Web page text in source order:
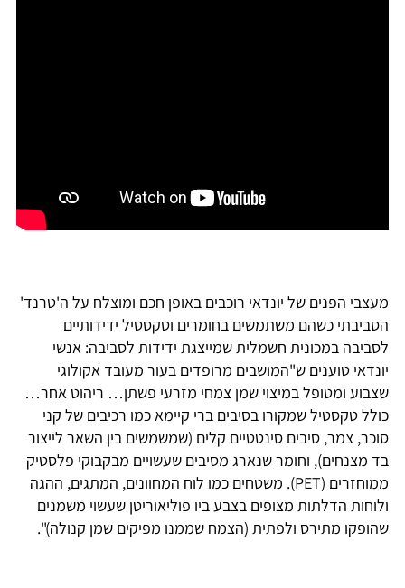
מעצבי הפנים של יונדאי רוכבים באופן חכם ומוצלח על ה'טרנד'
הסביבתי כשהם משתמשים בחומרים וטקסטיל ידידותיים
לסביבה במכונית חשמלית שמייצגת ידידות לסביבה: אנשי
יונדאי טוענים ש"המושבים מרופדים בעור מעובד אקולוגי
שצבוע ומטופל במיצוי שמן צמחי מזרעי פשתן… ריהוט אחר…
כולל טקסטיל שמקורו בסיבים ברי קיימא כמו רכיבים של קני
סוכר, צמר, סיבים סינטטיים קלים (שמשמשים בין השאר לייצור
בד מצנחים), וחומר שנארג מסיבים שעשויים מבקבוקי פלסטיק
ממוחזרים (PET). משטחים כמו לוח המחוונים, המתגים, ההגה
ולוחות הדלתות מצופים בצבע ביו פוליאוריטן שעשוי משמנים
שהופקו מתירס ולפתית (הצמח שממנו מפיקים שמן קנולה)".